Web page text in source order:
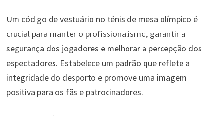
Um código de vestuário no ténis de mesa olímpico é
crucial para manter o profissionalismo, garantir a
segurança dos jogadores e melhorar a percepção dos
espectadores. Estabelece um padrão que reflete a
integridade do desporto e promove uma imagem
positiva para os fãs e patrocinadores.